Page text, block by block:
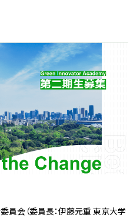
会（委員長：伊藤元重 東京大学